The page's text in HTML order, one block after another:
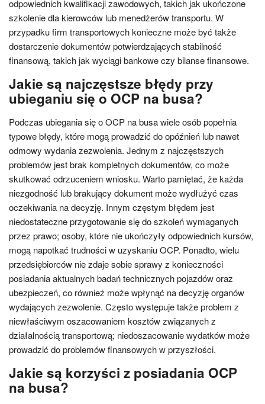
odpowiednich kwalifikacji zawodowych, takich jak ukończone
szkolenie dla kierowców lub menedżerów transportu. W
przypadku firm transportowych konieczne może być także
dostarczenie dokumentów potwierdzających stabilność
finansową, takich jak wyciągi bankowe czy bilanse finansowe.
Jakie są najczęstsze błędy przy
ubieganiu się o OCP na busa?
Podczas ubiegania się o OCP na busa wiele osób popełnia
typowe błędy, które mogą prowadzić do opóźnień lub nawet
odmowy wydania zezwolenia. Jednym z najczęstszych
problemów jest brak kompletnych dokumentów, co może
skutkować odrzuceniem wniosku. Warto pamiętać, że każda
niezgodność lub brakujący dokument może wydłużyć czas
oczekiwania na decyzję. Innym częstym błędem jest
niedostateczne przygotowanie się do szkoleń wymaganych
przez prawo; osoby, które nie ukończyły odpowiednich kursów,
mogą napotkać trudności w uzyskaniu OCP. Ponadto, wielu
przedsiębiorców nie zdaje sobie sprawy z konieczności
posiadania aktualnych badań technicznych pojazdów oraz
ubezpieczeń, co również może wpłynąć na decyzję organów
wydających zezwolenie. Często występuje także problem z
niewłaściwym oszacowaniem kosztów związanych z
działalnością transportową; niedoszacowanie wydatków może
prowadzić do problemów finansowych w przyszłości.
Jakie są korzyści z posiadania OCP
na busa?